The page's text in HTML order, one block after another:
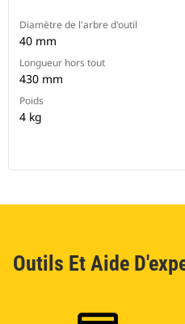
Diamètre de l'arbre d'outil
40 mm
Longueur hors tout
430 mm
Poids
4 kg
Outils Et Aide